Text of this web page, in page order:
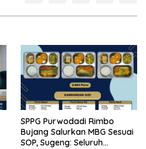
SPPG Purwodadi Rimbo
Bujang Salurkan MBG Sesuai
SOP, Sugeng: Seluruh